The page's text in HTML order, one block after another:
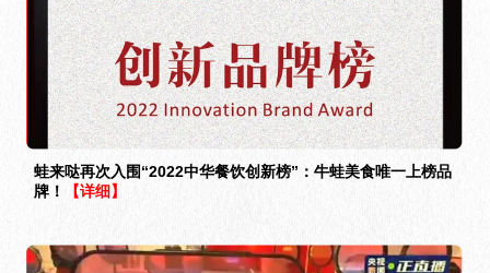
蛙来哒再次入围“2022中华餐饮创新榜”：牛蛙美食唯一上榜品
牌！
【详细】